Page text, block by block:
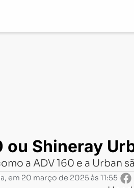
ADV 160 ou Shineray Urban:
ou Shineray
a ADV 160 e a Urban
, em 20 março de 2025 às 11:55